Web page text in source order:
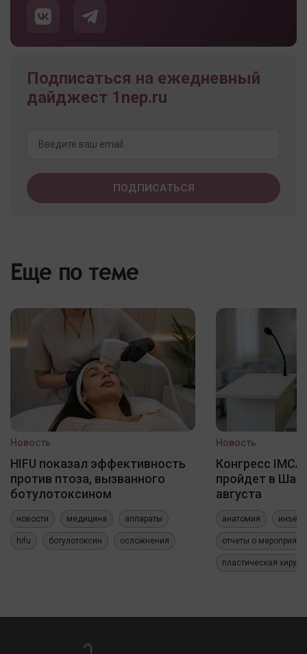
Подписаться на ежедневный
дайджест 1nep.ru
Еще по теме
Новость
HIFU показал эффективность
против птоза, вызванного
ботулотоксином
новости медицина аппараты
hifu ботулотоксин осложнения
Новость
Конгресс
пройдет в
августа
анатомия
отчеты о
пластическая